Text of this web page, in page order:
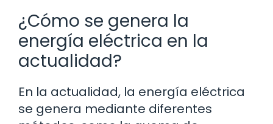
¿Cómo se genera la
energía eléctrica en la
actualidad?
En la actualidad, la energía eléctrica
se genera mediante diferentes